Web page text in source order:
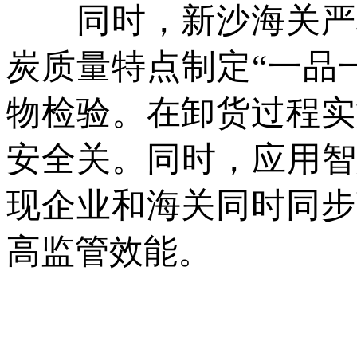
同时，新沙海关严
炭质量特点制定“一品
物检验。在卸货过程
安全关。同时，应用
现企业和海关同时同
高监管效能。